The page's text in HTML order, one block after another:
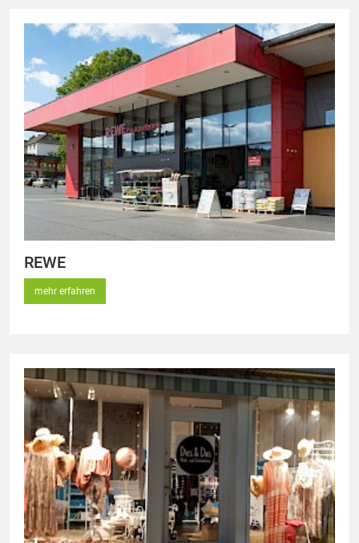
REWE
mehr erfahren